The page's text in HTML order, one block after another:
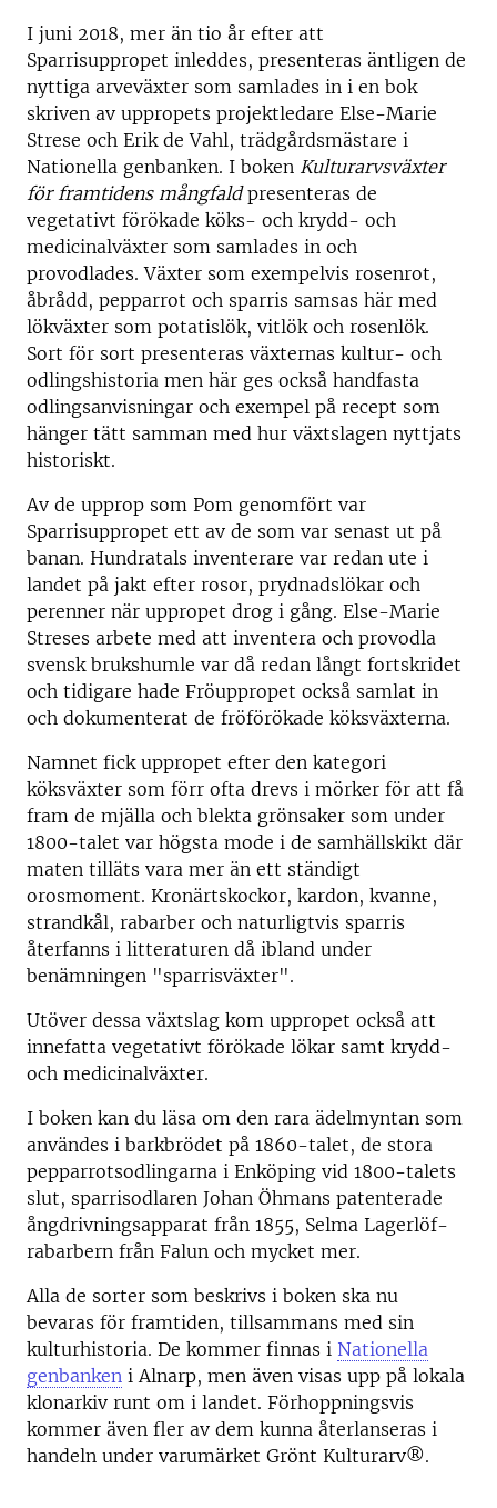
I juni 2018, mer än tio år efter att
Sparrisuppropet inleddes, presenteras äntligen de
nyttiga arveväxter som samlades in i en bok
skriven av uppropets projektledare Else-Marie
Strese och Erik de Vahl, trädgårdsmästare i
Nationella genbanken. I boken Kulturarvsväxter
för framtidens mångfaldpresenteras de
vegetativt förökade köks- och krydd- och
medicinalväxter som samlades in och
provodlades. Växter som exempelvis rosenrot,
åbrådd, pepparrot och sparris samsas här med
lökväxter som potatislök, vitlök och rosenlök.
Sort för sort presenteras växternas kultur- och
odlingshistoria men här ges också handfasta
odlingsanvisningar och exempel på recept som
hänger tätt samman med hur växtslagen nyttjats
historiskt.
Av de upprop som Pom genomfört var
Sparrisuppropet ett av de som var senast ut på
banan. Hundratals inventerare var redan ute i
landet på jakt efter rosor, prydnadslökar och
perenner när uppropet drog i gång. Else-Marie
Streses arbete med att inventera och provodla
svensk brukshumle var då redan långt fortskridet
och tidigare hade Fröuppropet också samlat in
och dokumenterat de fröförökade köksväxterna.
Namnet fick uppropet efter den kategori
köksväxter som förr ofta drevs i mörker för att få
fram de mjälla och blekta grönsaker som under
1800-talet var högsta mode i de samhällskikt där
maten tilläts vara mer än ett ständigt
orosmoment. Kronärtskockor, kardon, kvanne,
strandkål, rabarber och naturligtvis sparris
återfanns i litteraturen då ibland under
benämningen "sparrisväxter".
Utöver dessa växtslag kom uppropet också att
innefatta vegetativt förökade lökar samt krydd-
och medicinalväxter.
I boken kan du läsa om den rara ädelmyntan som
användes i barkbrödet på 1860-talet, de stora
pepparrotsodlingarna i Enköping vid 1800-talets
slut, sparrisodlaren Johan Öhmans patenterade
ångdrivningsapparat från 1855, Selma Lagerlöf-
rabarbern från Falun och mycket mer.
Alla de sorter som beskrivs i boken ska nu
bevaras för framtiden, tillsammans med sin
kulturhistoria. De kommer finnas i Nationella
genbanken i Alnarp, men även visas upp på lokala
klonarkiv runt om i landet. Förhoppningsvis
kommer även fler av dem kunna återlanseras i
handeln under varumärket Grönt Kulturarv®.